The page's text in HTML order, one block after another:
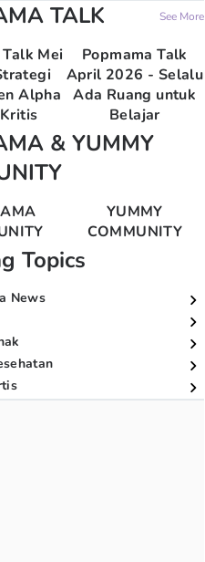
TALK See More
Mei
Alpha
Popmama Talk
April 2026 - Selalu
Ada Ruang untuk
Belajar
& YUMMY
YUMMY
COMMUNITY
Topics
News